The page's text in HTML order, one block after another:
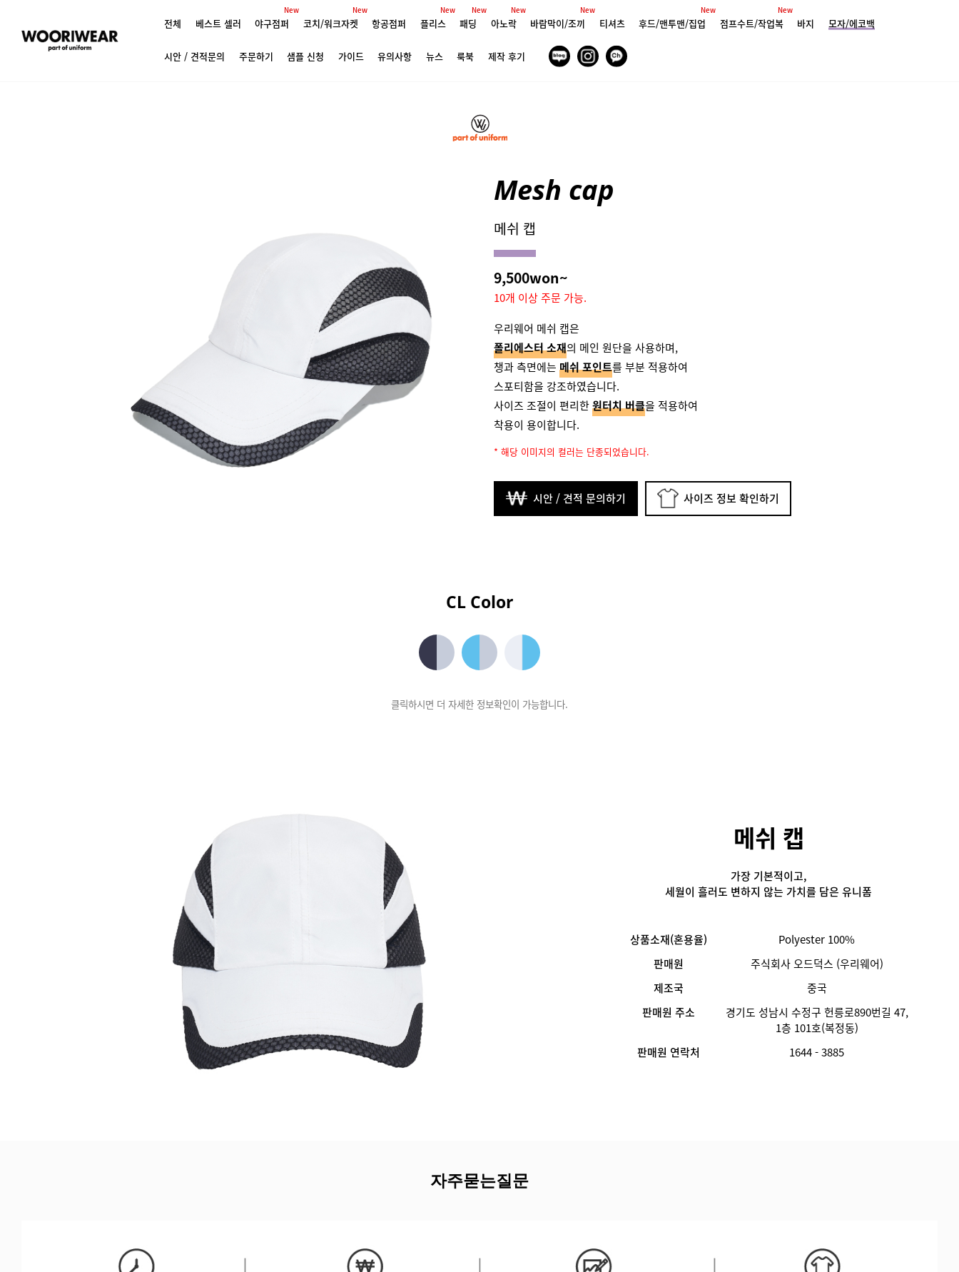
전체 베스트 셀러 야구점퍼
New
코치/워크자켓
New
항공점퍼 플리스
New
패딩
New
아노락
New
바람막이/조끼
New
티셔츠 후드/맨투맨/집업
New
점프수트/작업복
New
바지 모자/에코백
시안 / 견적문의 주문하기 샘플 신청 가이드 유의사항 뉴스 룩북 제작 후기
Mesh cap
메쉬 캡
9,500won~
10개 이상 주문 가능.
우리웨어 메쉬 캡은
폴리에스터소재의 메인 원단을 사용하며,
챙과 측면에는 메쉬포인트를 부분 적용하여
스포티함을 강조하였습니다.
사이즈 조절이 편리한원터치버클을 적용하여
착용이 용이합니다.
* 해당 이미지의 컬러는 단종되었습니다.
시안 / 견적 문의하기 사이즈 정보 확인하기
CL Color
클릭하시면 더 자세한 정보확인이 가능합니다.
메쉬 캡
가장 기본적이고,
세월이 흘러도 변하지 않는 가치를 담은 유니폼
상품소재(혼용율)
Polyester 100%
판매원
주식회사 오드덕스 (우리웨어)
제조국
중국
판매원 주소
경기도 성남시 수정구 헌릉로890번길 47,
1층 101호(복정동)
판매원 연락처
1644 - 3885
자주묻는질문